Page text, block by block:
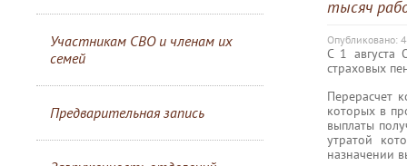
Участникам СВО и членам их
семей
Предварительная запись
тысяч
Опубликовано:
С 1 августа
страховых
Перерасчет
которых в
выплаты
утратой
назначении